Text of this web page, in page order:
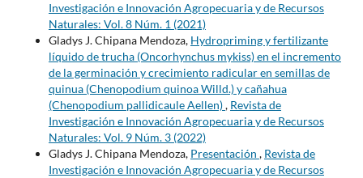
Investigación e Innovación Agropecuaria y de Recursos
Naturales: Vol. 8 Núm. 1 (2021)
Gladys J. Chipana Mendoza, Hydropriming y fertilizante
líquido de trucha (Oncorhynchus mykiss) en el incremento
de la germinación y crecimiento radicular en semillas de
quinua (Chenopodium quinoa Willd.) y cañahua
(Chenopodium pallidicaule Aellen), Revista de
Investigación e Innovación Agropecuaria y de Recursos
Naturales: Vol. 9 Núm. 3 (2022)
Gladys J. Chipana Mendoza, Presentación , Revista de
Investigación e Innovación Agropecuaria y de Recursos